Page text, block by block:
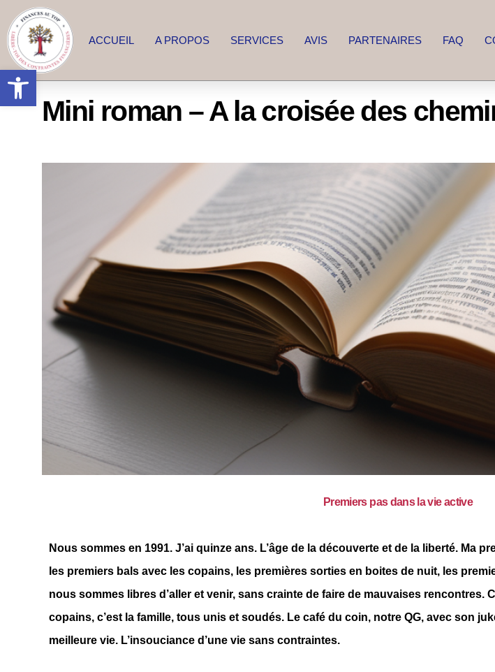
Ouvrir la barre d’outils
ACCUEIL A PROPOS SERVICES AVIS PARTENAIRES FAQ
Mini roman – A la croisée des
Premiers pas dans la vie active
Nous sommes en 1991. J’ai quinze ans. L’âge de la découverte et de la liberté. Ma
les premiers bals avec les copains, les premières sorties en boites de nuit, les
nous sommes libres d’aller et venir, sans crainte de faire de mauvaises rencontres.
copains, c’est la famille, tous unis et soudés. Le café du coin, notre QG, avec son
meilleure vie. L’insouciance d’une vie sans contraintes.